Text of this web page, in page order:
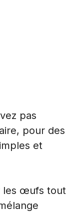
pas
pour des
et
les œufs tout